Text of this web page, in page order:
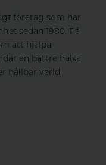
företag som har
sedan 1980. På
att hjälpa
en bättre hälsa,
hållbar värld